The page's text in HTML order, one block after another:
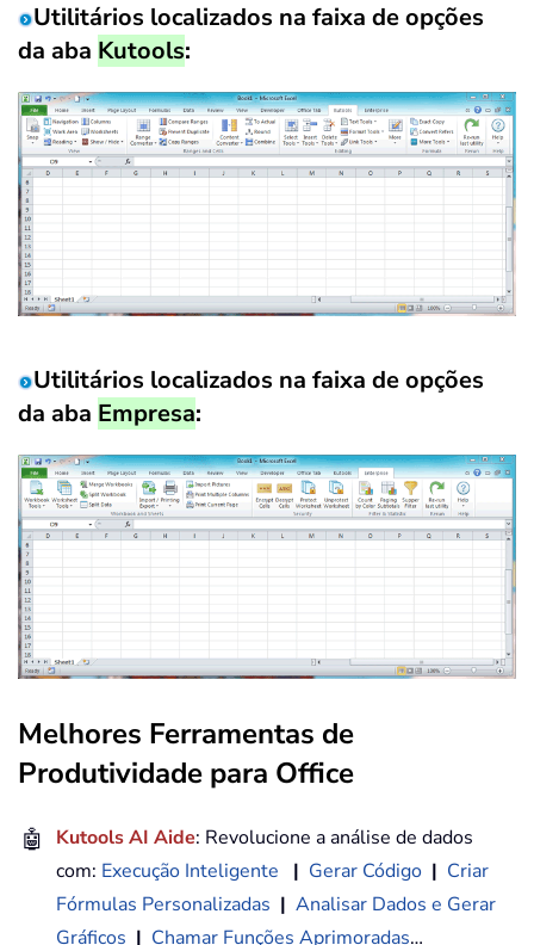
Utilitários localizados na faixa de opções
da aba Kutools:
Utilitários localizados na faixa de opções
da aba Empresa:
Melhores Ferramentas de
Produtividade para Office
🤖 Kutools AI Aide: Revolucione a análise de dados
com: Execução Inteligente | Gerar Código | Criar
Fórmulas Personalizadas | Analisar Dados e Gerar
Gráficos | Chamar Funções Aprimoradas…